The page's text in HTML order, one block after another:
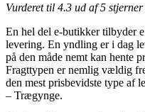
Vurderet til 4.3 ud af 5 stjerner
En hel del e-butikker tilbyder
levering. En yndling er i dag
på den måde nemt kan hente
Fragttypen er nemlig vældig
den mest prisbevidste type af
– Trægynge.